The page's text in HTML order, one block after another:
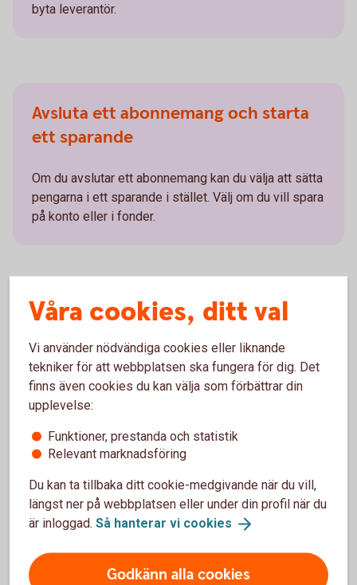
byta leverantör.
Avsluta ett abonnemang och starta
ett sparande
Om du avslutar ett abonnemang kan du välja att sätta
pengarna i ett sparande i stället. Välj om du vill spara
på konto eller i fonder.
Så hittar du Abonnemangshjälpen i
appen
Logga in i appen för privatpersoner och välj Du.
Under tjänster välj Abonnemangshjälpen och följ
instruktionerna på skärmen.
Frågor och svar om
Våra cookies, ditt val
Vi använder nödvändiga cookies eller liknande
tekniker för att webbplatsen ska fungera för dig. Det
finns även cookies du kan välja som förbättrar din
upplevelse:
Funktioner, prestanda och statistik
Relevant marknadsföring
Du kan ta tillbaka ditt cookie-medgivande när du vill,
längst ner på webbplatsen eller under din profil när du
är inloggad. Så hanterar vi cookies
Godkänn alla cookies